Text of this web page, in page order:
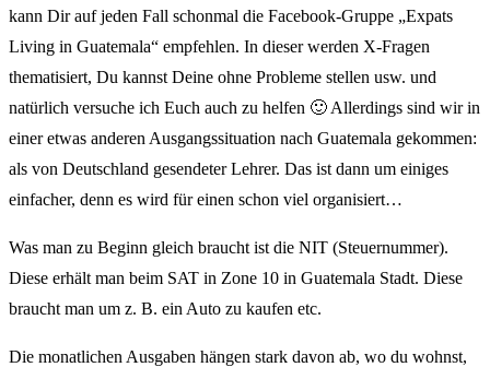
kann Dir auf jeden Fall schonmal die Facebook-Gruppe „Expats
Living in Guatemala“ empfehlen. In dieser werden X-Fragen
thematisiert, Du kannst Deine ohne Probleme stellen usw. und
natürlich versuche ich Euch auch zu helfen 🙂 Allerdings sind wir in
einer etwas anderen Ausgangssituation nach Guatemala gekommen:
als von Deutschland gesendeter Lehrer. Das ist dann um einiges
einfacher, denn es wird für einen schon viel organisiert…
Was man zu Beginn gleich braucht ist die NIT (Steuernummer).
Diese erhält man beim SAT in Zone 10 in Guatemala Stadt. Diese
braucht man um z. B. ein Auto zu kaufen etc.
Die monatlichen Ausgaben hängen stark davon ab, wo du wohnst,